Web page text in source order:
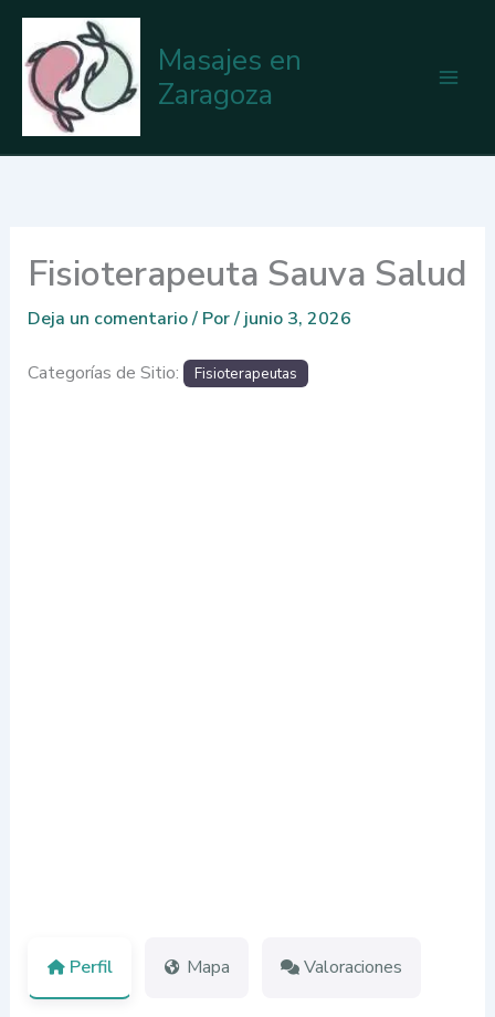
contenido
Masajes en
Zaragoza
Fisioterapeuta Sauva Salud
Deja un comentario/ Por/ junio 3, 2026
Categorías de Sitio: Fisioterapeutas
Perfil Mapa Valoraciones